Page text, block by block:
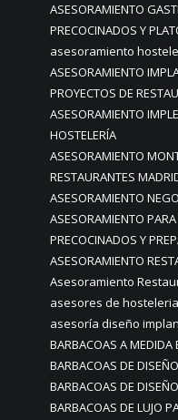
ASESORAMIENTO
PRECOCINADOS Y
asesoramiento
ASESORAMIENTO
PROYECTOS DE
ASESORAMIENTO
HOSTELERÍA
ASESORAMIENTO
RESTAURANTES
ASESORAMIENTO
ASESORAMIENTO
PRECOCINADOS Y
ASESORAMIENTO
Asesoramiento
asesores de
asesoría diseño
BARBACOAS A MEDIDA
BARBACOAS DE
BARBACOAS DE
BARBACOAS DE LUJO